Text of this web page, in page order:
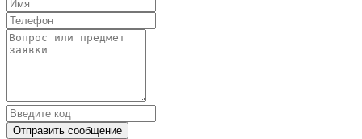
Отправить сообщение